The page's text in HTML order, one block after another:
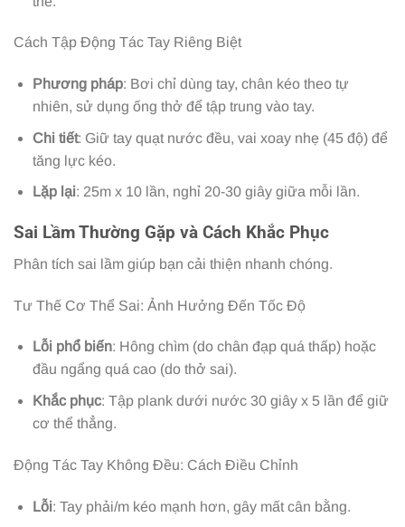
Cách Tập Động Tác Tay Riêng Biệt
Phương pháp: Bơi chỉ dùng tay, chân kéo theo tự
nhiên, sử dụng ống thở để tập trung vào tay.
Chi tiết: Giữ tay quạt nước đều, vai xoay nhẹ (45 độ) để
tăng lực kéo.
Lặp lại: 25m x 10 lần, nghỉ 20-30 giây giữa mỗi lần.
Sai Lầm Thường Gặp và Cách Khắc Phục
Phân tích sai lầm giúp bạn cải thiện nhanh chóng.
Tư Thế Cơ Thể Sai: Ảnh Hưởng Đến Tốc Độ
Lỗi phổ biến: Hông chìm (do chân đạp quá thấp) hoặc
đầu ngẩng quá cao (do thở sai).
Khắc phục: Tập plank dưới nước 30 giây x 5 lần để giữ
cơ thể thẳng.
Động Tác Tay Không Đều: Cách Điều Chỉnh
Lỗi: Tay phải/m kéo mạnh hơn, gây mất cân bằng.